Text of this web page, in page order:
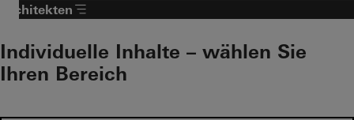
Architekten
Individuelle Inhalte – wählen Sie
Ihren Bereich